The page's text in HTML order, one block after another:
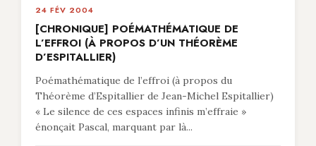
24 FÉV 2004
[CHRONIQUE] POÉMATHÉMATIQUE DE
L’EFFROI (À PROPOS D’UN THÉORÈME
D’ESPITALLIER)
Poémathématique de l’effroi (à propos du
Théorème d’Espitallier de Jean-Michel Espitallier)
« Le silence de ces espaces infinis m’effraie »
énonçait Pascal, marquant par là...